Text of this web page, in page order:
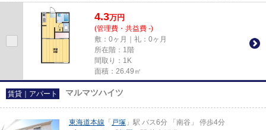
となら、地域に密着した当社...
4.3万円
(管理費・共益費 -)
敷：0ヶ月｜礼：0ヶ月
所在階：1階
間取り：1K
面積：26.49㎡
賃貸｜アパート マルマツハイツ
東海道本線 「 戸塚 」駅 バス6分 「南谷」 停歩4分